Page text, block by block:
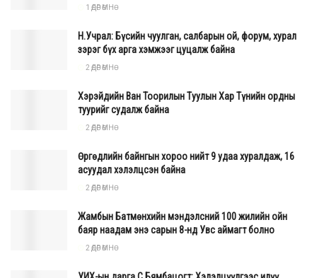
1 ӨДӨР ӨМНӨ
Н.Учрал: Бүсийн чуулган, салбарын ой, форум, хурал
зэрэг бүх арга хэмжээг цуцалж байна
2 ӨДӨР ӨМНӨ
Хэрэйдийн Ван Тоорилын Туулын Хар Түнийн ордны
туурийг судалж байна
2 ӨДӨР ӨМНӨ
Өргөдлийн байнгын хороо нийт 9 удаа хуралдаж, 16
асуудал хэлэлцсэн байна
2 ӨДӨР ӨМНӨ
Жамбын Батмөнхийн мэндэлсний 100 жилийн ойн
баяр наадам энэ сарын 8-нд Увс аймагт болно
2 ӨДӨР ӨМНӨ